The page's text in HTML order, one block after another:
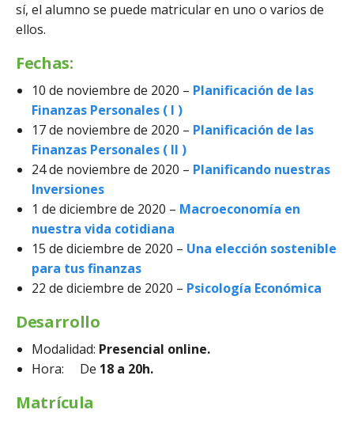
sí, el alumno se puede matricular en uno o varios de
ellos.
Fechas:
10 de noviembre de 2020 – Planificación de las
Finanzas Personales ( I )
17 de noviembre de 2020 – Planificación de las
Finanzas Personales ( II )
24 de noviembre de 2020 – Planificando nuestras
Inversiones
1 de diciembre de 2020 – Macroeconomía en
nuestra vida cotidiana
15 de diciembre de 2020 – Una elección sostenible
para tus finanzas
22 de diciembre de 2020 – Psicología Económica
Desarrollo
Modalidad: Presencial online.
Hora: De 18 a 20h.
Matrícula